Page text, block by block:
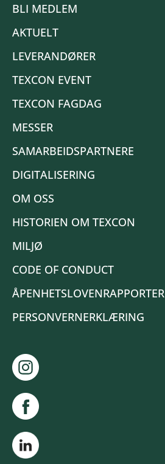
BLI MEDLEM
AKTUELT
LEVERANDØRER
TEXCON EVENT
TEXCON FAGDAG
MESSER
SAMARBEIDSPARTNERE
DIGITALISERING
OM OSS
HISTORIEN OM TEXCON
MILJØ
CODE OF CONDUCT
ÅPENHETSLOVENRAPPORTER
PERSONVERNERKLÆRING